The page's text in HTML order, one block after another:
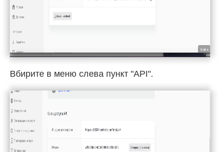
Вбирите в меню слева пункт "API".